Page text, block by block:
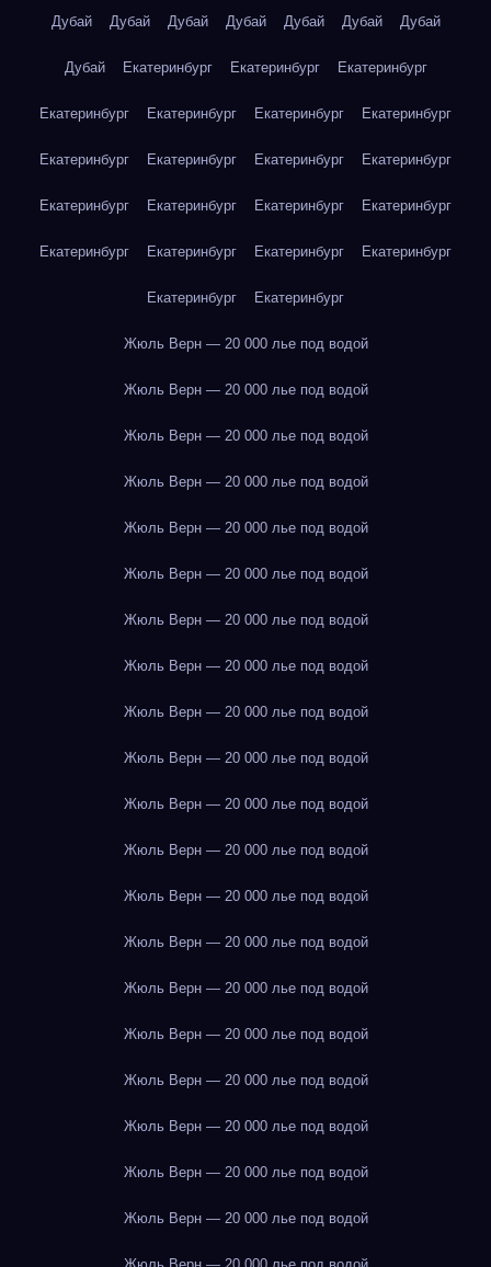
Дубай Дубай Дубай Дубай Дубай Дубай Дубай
Дубай Екатеринбург Екатеринбург Екатеринбург
Екатеринбург Екатеринбург Екатеринбург Екатеринбург
Екатеринбург Екатеринбург Екатеринбург Екатеринбург
Екатеринбург Екатеринбург Екатеринбург Екатеринбург
Екатеринбург Екатеринбург Екатеринбург Екатеринбург
Екатеринбург Екатеринбург
Жюль Верн — 20 000 лье под водой
Жюль Верн — 20 000 лье под водой
Жюль Верн — 20 000 лье под водой
Жюль Верн — 20 000 лье под водой
Жюль Верн — 20 000 лье под водой
Жюль Верн — 20 000 лье под водой
Жюль Верн — 20 000 лье под водой
Жюль Верн — 20 000 лье под водой
Жюль Верн — 20 000 лье под водой
Жюль Верн — 20 000 лье под водой
Жюль Верн — 20 000 лье под водой
Жюль Верн — 20 000 лье под водой
Жюль Верн — 20 000 лье под водой
Жюль Верн — 20 000 лье под водой
Жюль Верн — 20 000 лье под водой
Жюль Верн — 20 000 лье под водой
Жюль Верн — 20 000 лье под водой
Жюль Верн — 20 000 лье под водой
Жюль Верн — 20 000 лье под водой
Жюль Верн — 20 000 лье под водой